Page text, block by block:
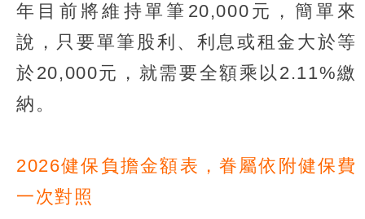
年目前將維持單筆20,000元，簡單來
說，只要單筆股利、利息或租金大於等
於20,000元，就需要全額乘以2.11%繳
納。
2026健保負擔金額表，眷屬依附健保費
一次對照